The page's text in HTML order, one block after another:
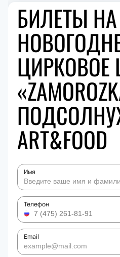
БИЛЕТЫ НА
ЦИРКОВОЕ
ART&FOOD
Имя
Телефон
Email